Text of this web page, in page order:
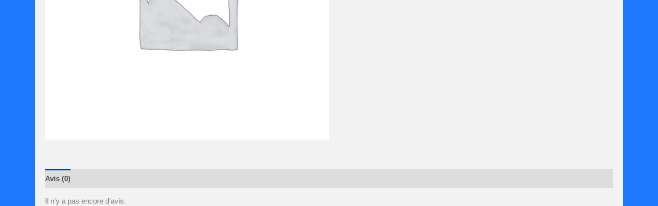
Avis (0)
Il n’y a pas encore d’avis.